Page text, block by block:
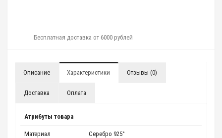
Бесплатная доставка от 6000 рублей
Описание Характеристики Отзывы (0)
Доставка Оплата
Атрибуты товара
Материал Серебро 925°